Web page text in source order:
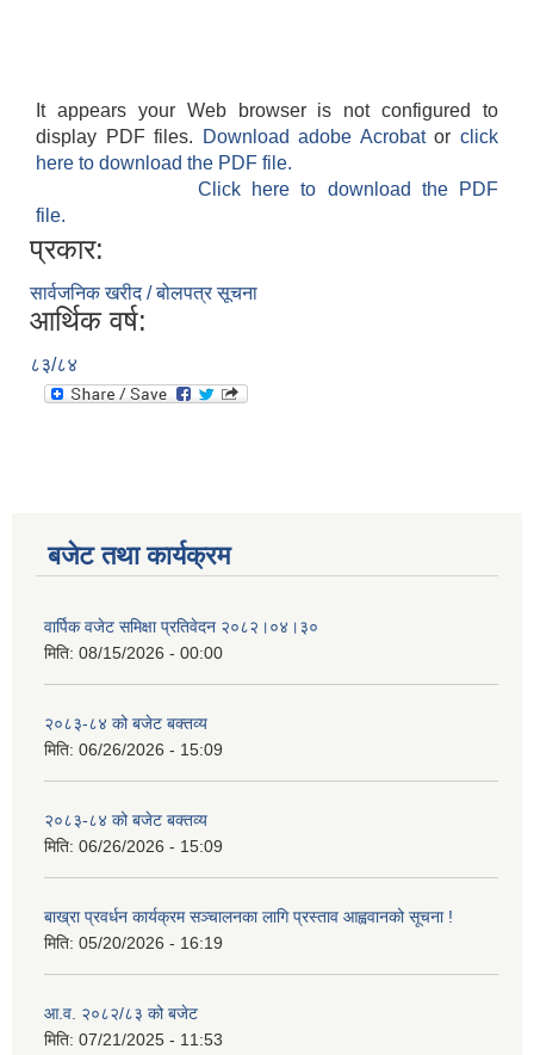
It appears your Web browser is not configured to
display PDF files.
Download adobe Acrobatorclick
here to download the PDF file.
Click here to download the PDF
file.
प्रकार:
सार्वजनिक खरीद / बोलपत्र सूचना
आर्थिक वर्ष:
८३/८४
बजेट तथा कार्यक्रम
वार्पिक वजेट समिक्षा प्रतिवेदन २०८२।०४।३०
मिति: 08/15/2026 - 00:00
२०८३-८४ को बजेट बक्तव्य
मिति: 06/26/2026 - 15:09
२०८३-८४ को बजेट बक्तव्य
मिति: 06/26/2026 - 15:09
बाख्रा प्रवर्धन कार्यक्रम सञ्चालनका लागि प्रस्ताव आह्ववानको सूचना !
मिति: 05/20/2026 - 16:19
आ.व. २०८२/८३ को बजेट
मिति: 07/21/2025 - 11:53